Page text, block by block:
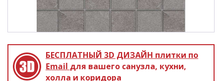
БЕСПЛАТНЫЙ 3D ДИЗАЙН плитки по
Email для вашего санузла, кухни,
холла и коридора